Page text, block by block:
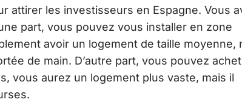
attirer les investisseurs en Espagne. Vous
part, vous pouvez vous installer en zone
avoir un logement de taille moyenne,
de main. D’autre part, vous pouvez
vous aurez un logement plus vaste, mais il